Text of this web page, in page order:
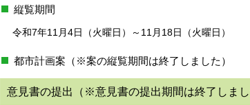
縦覧期間
令和7年11月4日（火曜日）～11月18日（火曜日）
都市計画案（※案の縦覧期間は終了しました）
意見書の提出（※意見書の提出期間は終了しまし